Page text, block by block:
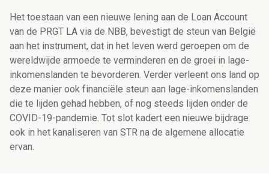
Het toestaan van een nieuwe lening aan de Loan Account
van de PRGT LA via de NBB, bevestigt de steun van België
aan het instrument, dat in het leven werd geroepen om de
wereldwijde armoede te verminderen en de groei in lage-
inkomenslanden te bevorderen. Verder verleent ons land op
deze manier ook financiële steun aan lage-inkomenslanden
die te lijden gehad hebben, of nog steeds lijden onder de
COVID-19-pandemie. Tot slot kadert een nieuwe bijdrage
ook in het kanaliseren van STR na de algemene allocatie
ervan.